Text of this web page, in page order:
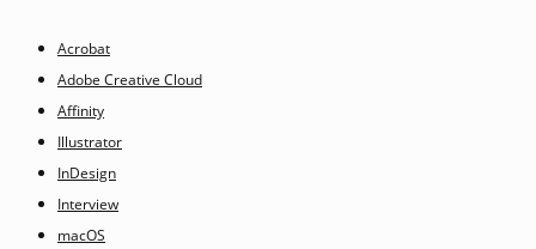
Acrobat
Adobe Creative Cloud
Affinity
Illustrator
InDesign
Interview
macOS